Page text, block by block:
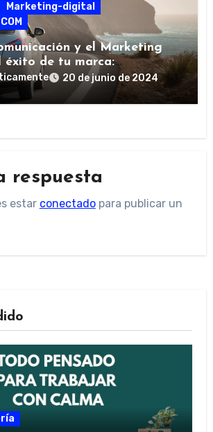
Marketing-digital
y el Marketing
éxito de tu marca:
y ejemplos20 de junio de 2024
respuesta
estar conectadopara publicar un